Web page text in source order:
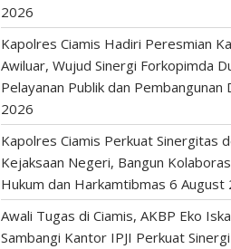
2026
Kapolres Ciamis Hadiri Peresmian
Awiluar, Wujud Sinergi Forkopimda
Pelayanan Publik dan Pembangunan
2026
Kapolres Ciamis Perkuat Sinergitas
Kejaksaan Negeri, Bangun
Hukum dan Harkamtibmas 6 August
Awali Tugas di Ciamis, AKBP Eko
Sambangi Kantor IPJI Perkuat